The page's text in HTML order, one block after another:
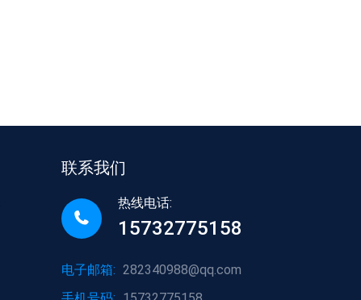
联系我们
热线电话:
15732775158
电子邮箱: 282340988@qq.com